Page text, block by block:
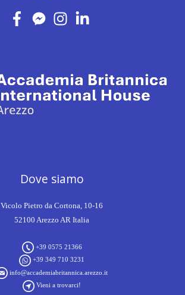
Dove siamo
Vicolo Pietro da Cortona, 10-16
52100 Arezzo AR Italia
+39 0575 21366
+39 349 710 3231
info@accademiabritannica.arezzo.it
Vieni a trovarci!